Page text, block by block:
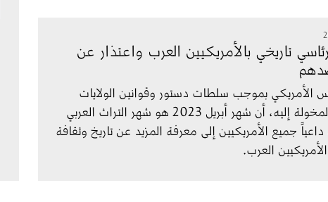
تاريخي بالأمريكيين العرب واعتذار عن
الأمريكي بموجب سلطات دستور وقوانين الولايات
المتحدة المخولة إليه، أن شهر أبريل 2023 هو شهر التراث العربي
داعياً جميع الأمريكيين إلى معرفة المزيد عن تاريخ وثقافة
العرب.